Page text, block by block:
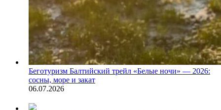
Беготуризм Балтийский трейл «Белые ночи» — 2026:
сосны, море и закат
06.07.2026